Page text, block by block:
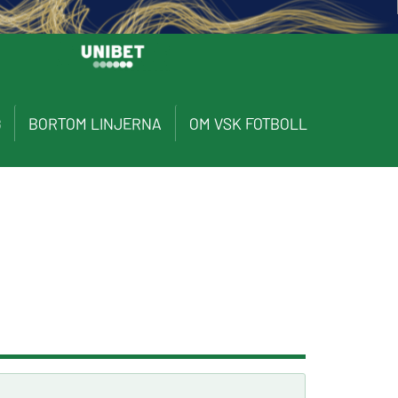
BORTOM LINJERNA OM VSK FOTBOLL